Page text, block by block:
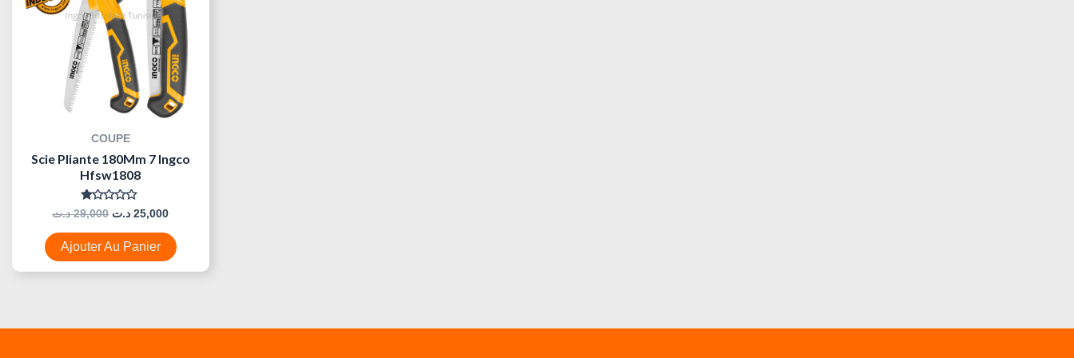
COUPE
Scie Pliante 180Mm 7 Ingco
Hfsw1808
Note
0
Sur
5
29,000 د.ت 25,000 د.ت
Ajouter Au Panier